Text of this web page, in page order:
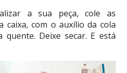
a sua peça, cole as
caixa, com o auxílio da cola
Deixe secar. E está